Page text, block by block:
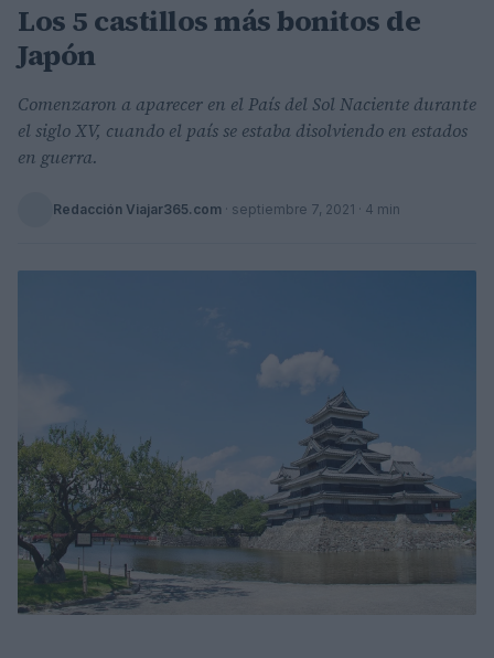
Los 5 castillos más bonitos de
Japón
Comenzaron a aparecer en el País del Sol Naciente durante
el siglo XV, cuando el país se estaba disolviendo en estados
en guerra.
Redacción Viajar365.com · septiembre 7, 2021 · 4 min